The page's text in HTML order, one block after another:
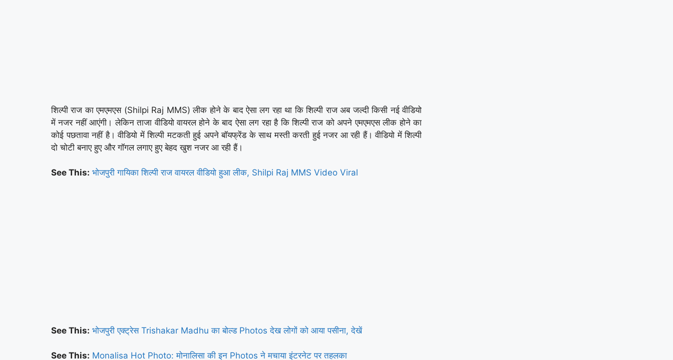
शिल्पी राज का एमएमएस (Shilpi Raj MMS) लीक होने के बाद ऐसा लग रहा था कि शिल्पी राज अब जल्दी किसी नई वीडियो
में नजर नहीं आएंगी। लेकिन ताजा वीडियो वायरल होने के बाद ऐसा लग रहा है कि शिल्पी राज को अपने एमएमएस लीक होने का
कोई पछतावा नहीं है। वीडियो में शिल्पी मटकती हुई अपने बॉयफ्रेंड के साथ मस्ती करती हुई नजर आ रही हैं। वीडियो में शिल्पी
दो चोटी बनाए हुए और गॉगल लगाए हुए बेहद खुश नजर आ रही हैं।
See This: भोजपुरी गायिका शिल्पी राज वायरल वीडियो हुआ लीक, Shilpi Raj MMS Video Viral
See This: भोजपुरी एक्ट्रेस Trishakar Madhu का बोल्ड Photos देख लोगों को आया पसीना, देखें
See This: Monalisa Hot Photo: मोनालिसा की इन Photos ने मचाया इंटरनेट पर तहलका